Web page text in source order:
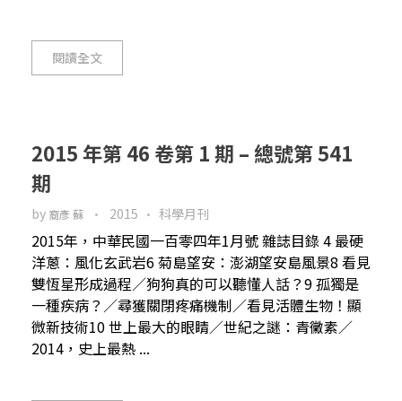
閱讀全文
2015 年第 46 卷第 1 期 – 總號第 541
期
by 裔彥 蘇 2015 科學月刊
2015年，中華民國一百零四年1月號 雜誌目錄 4 最硬
洋蔥：風化玄武岩6 菊島望安：澎湖望安島風景8 看見
雙恆星形成過程／狗狗真的可以聽懂人話？9 孤獨是
一種疾病？／尋獲關閉疼痛機制／看見活體生物！顯
微新技術10 世上最大的眼睛／世紀之謎：青黴素／
2014，史上最熱 ...